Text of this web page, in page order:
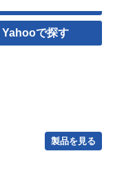
Yahooで探す
製品を見る